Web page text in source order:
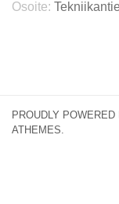
Osoite:
PROUDLY
ATHEMES.